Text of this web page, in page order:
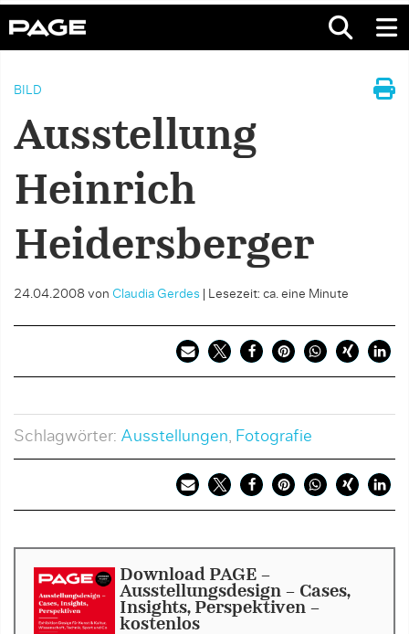
BILD
Ausstellung
Heinrich
Heidersberger
24.04.2008 von Claudia Gerdes Lesezeit: ca. eine Minute
Schlagwörter: Ausstellungen, Fotografie
Download PAGE -
Ausstellungsdesign - Cases,
Insights, Perspektiven -
kostenlos